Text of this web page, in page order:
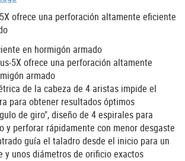
ofrece una perforación altamente eficiente
en hormigón armado
5X ofrece una perforación altamente
armado
de la cabeza de 4 aristas impide el
para obtener resultados óptimos
de giro", diseño de 4 espirales para
y perforar rápidamente con menor desgaste
guía el taladro desde el inicio para un
y unos diámetros de orificio exactos